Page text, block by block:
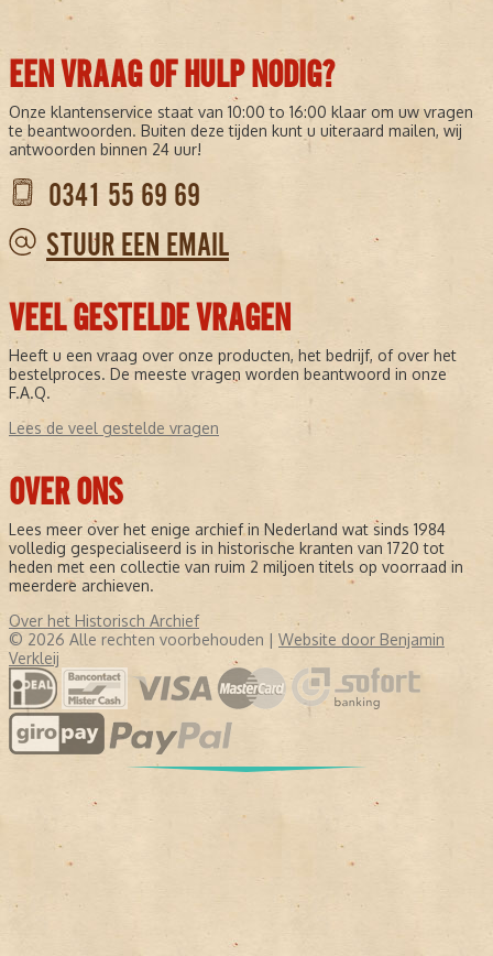
EEN VRAAG OF HULP NODIG?
Onze klantenservice staat van 10:00 to 16:00 klaar om uw vragen
te beantwoorden. Buiten deze tijden kunt u uiteraard mailen, wij
antwoorden binnen 24 uur!
0341 55 69 69
STUUR EEN EMAIL
VEEL GESTELDE VRAGEN
Heeft u een vraag over onze producten, het bedrijf, of over het
bestelproces. De meeste vragen worden beantwoord in onze
F.A.Q.
Lees de veel gestelde vragen
OVER ONS
Lees meer over het enige archief in Nederland wat sinds 1984
volledig gespecialiseerd is in historische kranten van 1720 tot
heden met een collectie van ruim 2 miljoen titels op voorraad in
meerdere archieven.
Over het Historisch Archief
© 2026 Alle rechten voorbehouden | Website door Benjamin
Verkleij